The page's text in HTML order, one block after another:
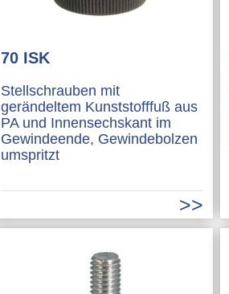
70 ISK
Stellschrauben mit
gerändeltem Kunststofffuß aus
PA und Innensechskant im
Gewindeende, Gewindebolzen
umspritzt